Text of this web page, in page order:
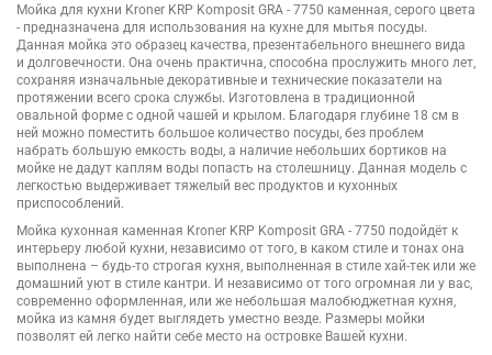
Мойка для кухни Kroner KRP Komposit GRA - 7750 каменная, серого цвета
- предназначена для использования на кухне для мытья посуды.
Данная мойка это образец качества, презентабельного внешнего вида
и долговечности. Она очень практична, способна прослужить много лет,
сохраняя изначальные декоративные и технические показатели на
протяжении всего срока службы. Изготовлена в традиционной
овальной форме с одной чашей и крылом. Благодаря глубине 18 см в
ней можно поместить большое количество посуды, без проблем
набрать большую емкость воды, а наличие небольших бортиков на
мойке не дадут каплям воды попасть на столешницу. Данная модель с
легкостью выдерживает тяжелый вес продуктов и кухонных
приспособлений.
Мойка кухонная каменная Kroner KRP Komposit GRA - 7750 подойдёт к
интерьеру любой кухни, независимо от того, в каком стиле и тонах она
выполнена – будь-то строгая кухня, выполненная в стиле хай-тек или же
домашний уют в стиле кантри. И независимо от того огромная ли у вас,
современно оформленная, или же небольшая малобюджетная кухня,
мойка из камня будет выглядеть уместно везде. Размеры мойки
позволят ей легко найти себе место на островке Вашей кухни.